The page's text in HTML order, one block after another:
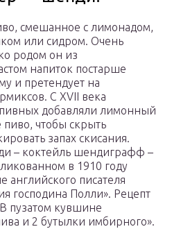
смешанное с лимонадом,
или сидром. Очень
родом он из
напиток постарше
и претендует на
С XVII века
добавляли лимонный
чтобы скрыть
запах скисания.
– коктейль шендиграфф –
в 1910 году
английского писателя
господина Полли». Рецепт
пузатом кувшине
и 2 бутылки имбирного».